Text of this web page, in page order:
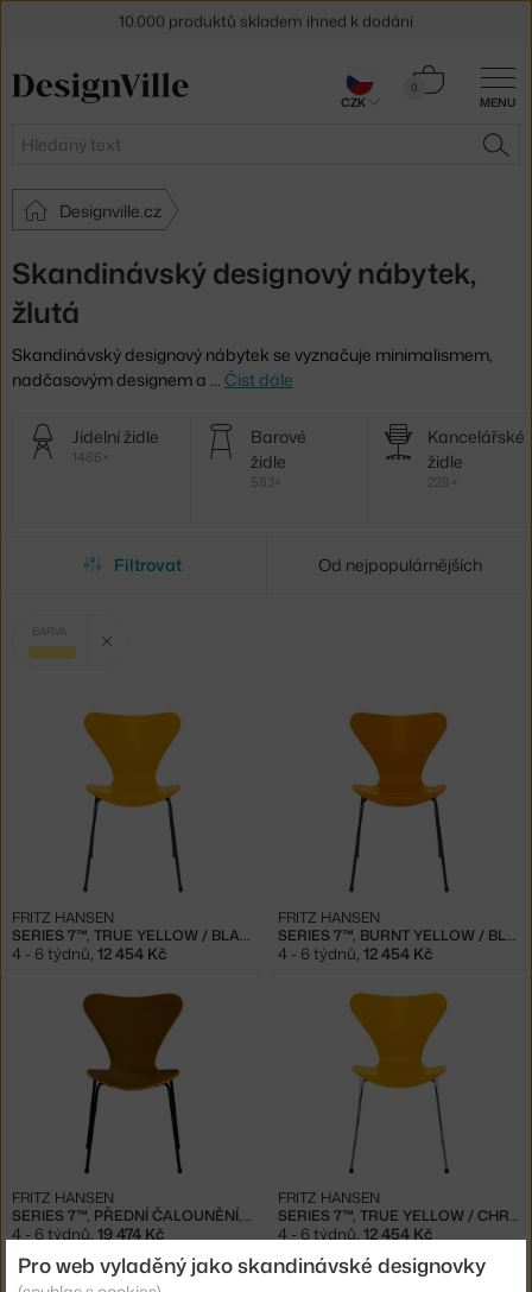
MENU
Hledat
0
Košík
Designville.cz
Skandinávský designový nábytek,
žlutá
Skandinávský designový nábytek se vyznačuje minimalismem,
nadčasovým designem a … Číst dále
Další
kategorie
Jídelní židle
1486×
Barové
židle
583×
Kancelářské
židle
228×
Filtrovat Od nejpopulárnějších
Vybrané
filtry:
BARVA
žlutá
SERIES 7™, TRUE YELLOW / BLACK
FRITZ HANSEN
4 - 6 týdnů 12 454 Kč
SERIES 7™, BURNT YELLOW / BLACK
FRITZ HANSEN
4 - 6 týdnů 12 454 Kč
SERIES 7™, PŘEDNÍ ČALOUNĚNÍ, YELLOW / BLACK
FRITZ HANSEN
4 - 6 týdnů, 19 474 Kč
SERIES 7™, TRUE YELLOW / CHROM
FRITZ HANSEN
4 - 6 týdnů, 12 454 Kč
10.000 produktů skladem ihned k dodání
30 dní na vrácení zbožíCZK
Pro web vyladěný jako skandinávské designovky